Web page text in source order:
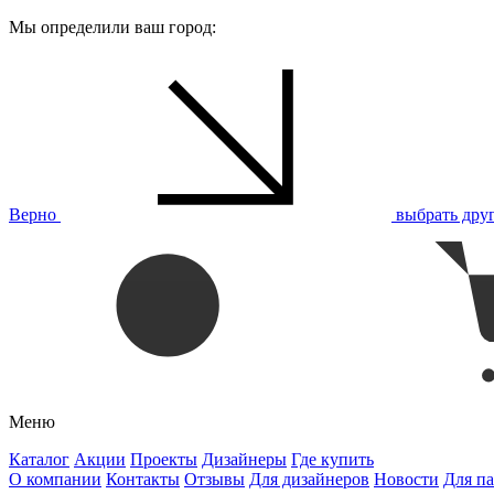
Мы определили ваш город:
Верно выбрать
Меню
Каталог Акции Проекты Дизайнеры Где купить
О компании Контакты Отзывы Для дизайнеров Новости Для